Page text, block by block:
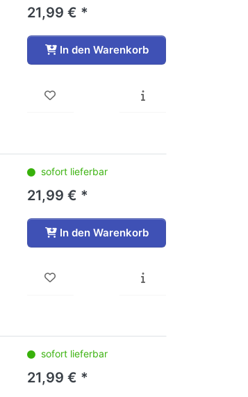
21,99 € *
In den Warenkorb
sofort lieferbar
21,99 € *
In den Warenkorb
sofort lieferbar
21,99 € *